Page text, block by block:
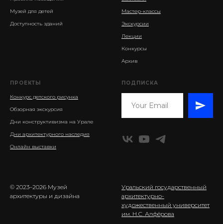
Музей для детей
Доступность зданий
Мастер-классы
Экскурсии
Лекции
Конкурсы
Архив
ПРОЕКТЫ
Конкурс детского рисунка
Обзорная экскурсия
Дни конструктивизма на Урале
Дни архитектурного наследия
Онлайн выставки
ПОДПИСКА
© 2023–2026 Музей
архитектуры и дизайна
Уральский государственный
архитектурно-
художественный университет
им. Н.С. Алфёрова